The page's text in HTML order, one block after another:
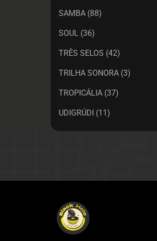
SAMBA (88)
SOUL (36)
TRÊS SELOS (42)
TRILHA SONORA (3)
TROPICÁLIA (37)
UDIGRÚDI (11)